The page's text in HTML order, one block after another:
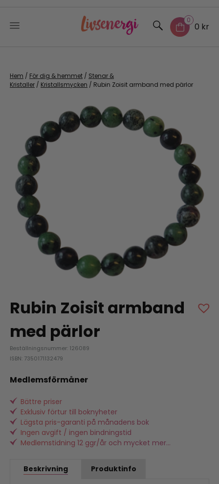
content
0
0 kr
Hem / För dig & hemmet / Stenar &
Kristaller / Kristallsmycken / Rubin Zoisit armband med pärlor
Rubin Zoisit armband
med pärlor
Beställningsnummer: 126089
ISBN: 7350171132479
Medlemsförmåner
Bättre priser
Exklusiv förtur till boknyheter
Lägsta pris-garanti på månadens bok
Ingen avgift / ingen bindningstid
Medlemstidning 12 ggr/år och mycket mer...
Beskrivning Produktinfo